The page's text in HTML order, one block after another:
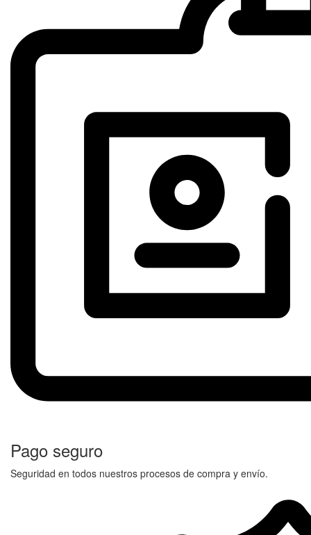
Pago seguro
Seguridad en todos nuestros procesos de compra y envío.